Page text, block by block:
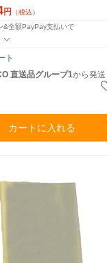
）
円
（税込）
&全額PayPay支払いで
ト
直送品グループ1から発送
カートに入れる